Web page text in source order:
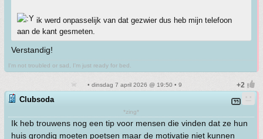
ik werd onpasselijk van dat gezwier dus heb mijn telefoon
aan de kant gesmeten.
Verstandig!
I'm not troubled or sad, I'm just ready for bed.
• dinsdag 7 april 2026 @ 19:50 • 9
Clubsoda
*zing*
Ik heb trouwens nog een tip voor mensen die vinden dat ze hun
huis grondig moeten poetsen maar de motivatie niet kunnen